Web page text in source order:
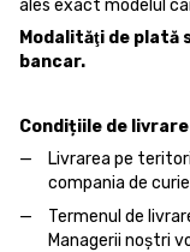
ales exact modelul
Modalităţi de plată
bancar.
Condițiile de livrare
Livrarea pe
compania de
Termenul de
Managerii noștri